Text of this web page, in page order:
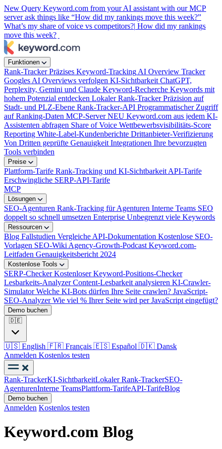
New Query Keyword.com from your AI assistant with our MCP
server ask things like “How did my rankings move this week?”
What’s my share of voice vs competitors?| How did my rankings
move this week?
Funktionen
Rank-TrackerPräzises Keyword-Tracking AI Overview Tracker
Googles AI Overviews verfolgen KI-Sichtbarkeit ChatGPT,
Perplexity, Gemini und Claude Keyword-Recherche Keywords mit
hohem Potenzial entdecken Lokaler Rank-TrackerPräzision auf
Stadt- und PLZ-Ebene Rank-Tracker-API Programmatischer Zugriff
auf Ranking-Daten MCP-ServerNEU Keyword.com aus jedem KI-
Assistenten abfragen Share of Voice Wettbewerbsvisibilitäts-Score
Reporting White-Label-Kundenberichte Drittanbieter-Verifizierung
Von Dritten geprüfte Genauigkeit Integrationen Ihre bevorzugten
Tools verbinden
Preise
Plattform-Tarife Rank-Tracking und KI-Sichtbarkeit API-Tarife
Erschwingliche SERP-API-Tarife
MCP
Lösungen
SEO-Agenturen Rank-Tracking für Agenturen Interne Teams SEO
doppelt so schnell umsetzen Enterprise Unbegrenzt viele Keywords
Ressourcen
Blog Fallstudien Vergleiche API-Dokumentation Kostenlose SEO-
Vorlagen SEO-Wiki Agency-Growth-Podcast Keyword.com-
Leitfaden Genauigkeitsbericht 2024
Kostenlose Tools
SERP-CheckerKostenloser Keyword-Positions-Checker
Lesbarkeits-AnalyzerContent-Lesbarkeit analysieren KI-Crawler-
SimulatorWelche KI-Bots dürfen Ihre Seite crawlen? JavaScript-
SEO-AnalyzerWie viel % Ihrer Seite wird per JavaScript eingefügt?
Demo buchen
🇩🇪
🇺🇸 English 🇫🇷 Français 🇪🇸 Español 🇩🇰 Dansk
Anmelden Kostenlos testen
Rank-TrackerKI-SichtbarkeitLokaler Rank-TrackerSEO-
AgenturenInterne TeamsPlattform-TarifeAPI-TarifeBlog
Demo buchen
Anmelden Kostenlos testen
Keyword.com Blog